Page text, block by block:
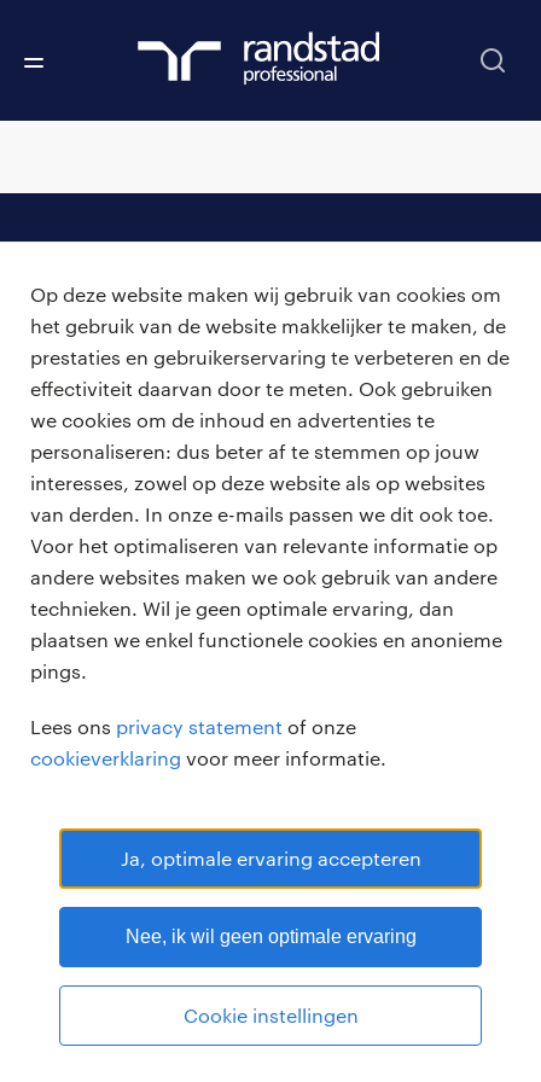
Op deze website maken wij gebruik van cookies om
het gebruik van de website makkelijker te maken, de
prestaties en gebruikerservaring te verbeteren en de
effectiviteit daarvan door te meten. Ook gebruiken
we cookies om de inhoud en advertenties te
personaliseren: dus beter af te stemmen op jouw
interesses, zowel op deze website als op websites
van derden. In onze e-mails passen we dit ook toe.
Voor het optimaliseren van relevante informatie op
andere websites maken we ook gebruik van andere
technieken. Wil je geen optimale ervaring, dan
plaatsen we enkel functionele cookies en anonieme
pings.
Lees ons privacy statement of onze
cookieverklaring voor meer informatie.
Ja, optimale ervaring accepteren
Nee, ik wil geen optimale ervaring
Cookie instellingen
vacatures
zzp-opdrachten
careers for expats
voor opdrachtgevers
algemene voorwaarden
over ons
bmc
onze kantoren
Randstad Professional Google score 4.15 -
RANDSTAD PROFESSIONAL is een geregistreerd handelsmerk van
Randstad N.V.